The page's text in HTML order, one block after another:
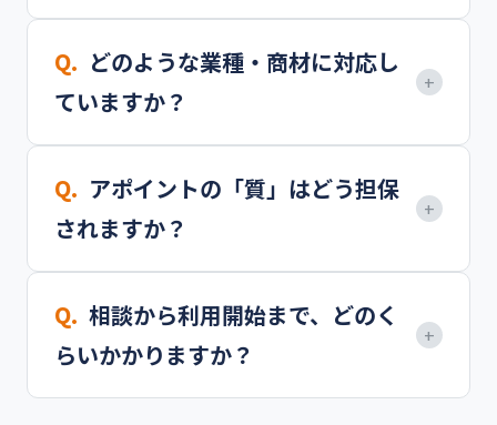
すので、まずはお気軽にご相談ください。
月からご利用いただけます。まずは支援の品質と成
果を実感いただいた上で、継続をご判断いただける
Q. どのような業種・商材に対応し
ていますか？
+
対応しています。AI・DX推進、子育て支援、脱炭
素、防災、GIGAスクール端末、EV充電施設、HR、
Q. アポイントの「質」はどう担保
されますか？
+
治体を特定し、適切なタイミングでアプローチする
ことで、高い関心を持つ担当者とのアポイントを実
Q. 相談から利用開始まで、どのく
らいかかりますか？
+